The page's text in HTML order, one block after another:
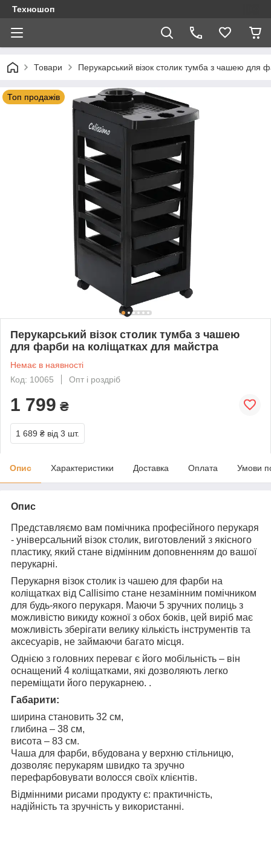
Техношоп
Товари Перукарський візок столик тумба з чашею для
Топ продажів
Перукарський візок столик тумба з чашею
для фарби на коліщатках для майстра
Немає в наявності
Код: 10065
Опт і роздріб
1 799 ₴
1 689 ₴ від 3 шт.
Опис Характеристики Доставка Оплата Умови
Опис
Представляємо вам помічника професійного перукаря
- універсальний візок столик, виготовлений з якісного
пластику, який стане відмінним доповненням до вашої
перукарні.
Перукарня візок столик із чашею для фарби на
коліщатках від Callisimo стане незамінним помічником
для будь-якого перукаря. Маючи 5 зручних полиць з
можливістю викиду кожної з обох боків, цей виріб має
можливість зберігати велику кількість інструментів та
аксесуарів, не займаючи багато місця.
Однією з головних переваг є його мобільність – він
оснащений 4 коліщатками, які дозволяють легко
переміщати його перукарнею. .
Габарити:
ширина становить 32 см,
глибина – 38 см,
висота – 83 см.
Чаша для фарби, вбудована у верхню стільницю,
дозволяє перукарям швидко та зручно
перефарбовувати волосся своїх клієнтів.
Відмінними рисами продукту є: практичність,
надійність та зручність у використанні.